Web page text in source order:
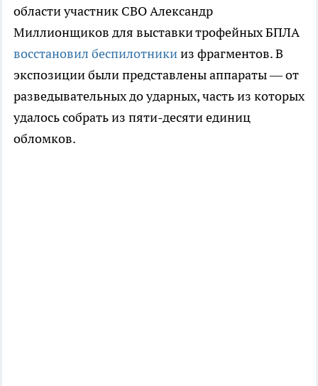
области участник СВО Александр
Миллионщиков для выставки трофейных БПЛА
восстановил беспилотникииз фрагментов. В
экспозиции были представлены аппараты — от
разведывательных до ударных, часть из которых
удалось собрать из пяти-десяти единиц
обломков.